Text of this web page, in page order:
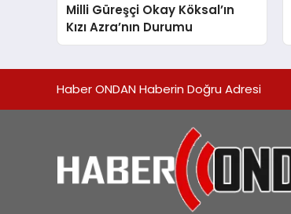
Milli Güreşçi Okay Köksal’ın
Kızı Azra’nın Durumu
Haber ONDAN Haberin Doğru Adresi